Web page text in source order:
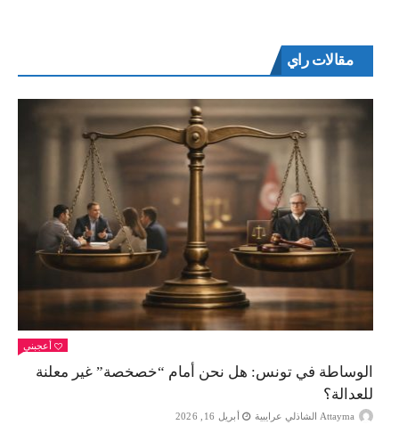
مقالات راي
أعجبني
الوساطة في تونس: هل نحن أمام “خصخصة” غير معلنة
للعدالة؟
Attayma الشاذلي عرايبية أبريل 16, 2026